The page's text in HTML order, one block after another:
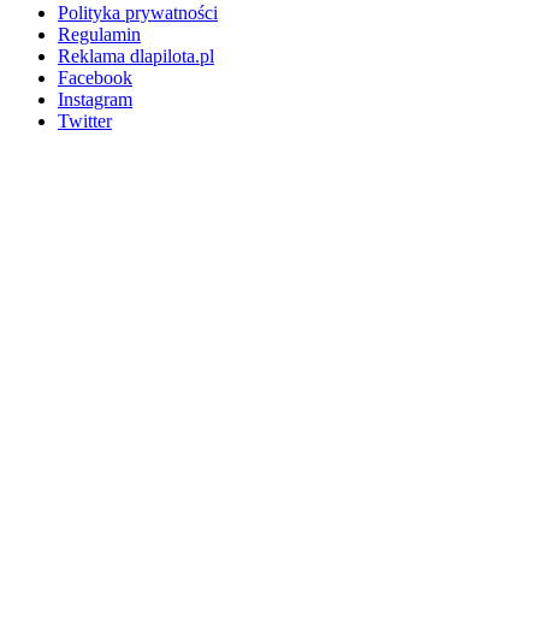
Polityka prywatności
Regulamin
Reklama dlapilota.pl
Facebook
Instagram
Twitter